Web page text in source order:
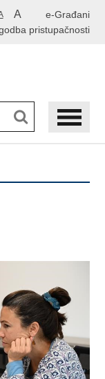
e-Građani
A
pristupačnosti